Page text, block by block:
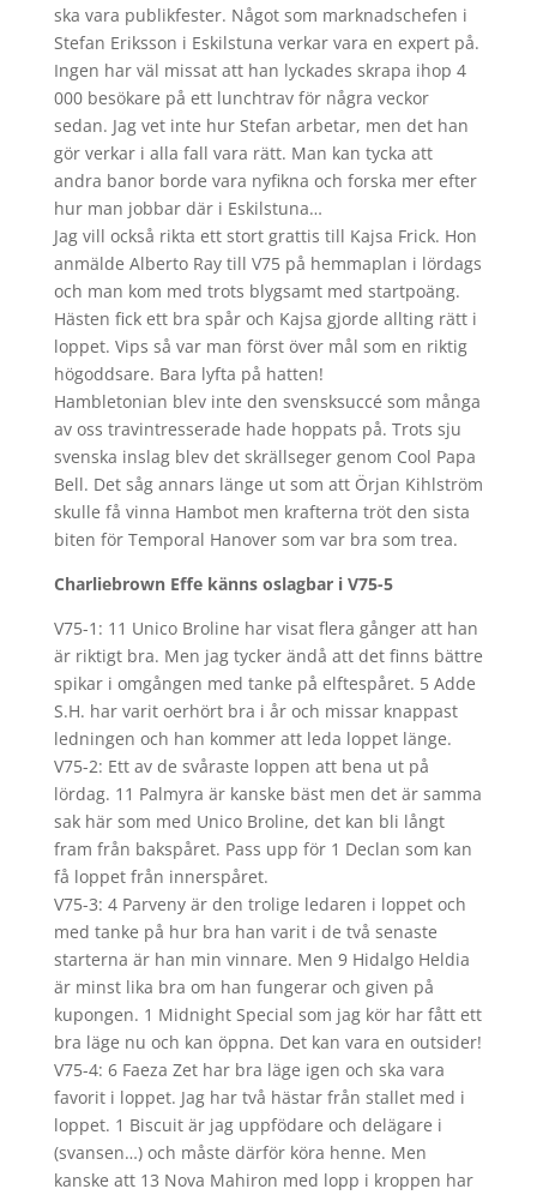
ska vara publikfester. Något som marknadschefen i
Stefan Eriksson i Eskilstuna verkar vara en expert på.
Ingen har väl missat att han lyckades skrapa ihop 4
000 besökare på ett lunchtrav för några veckor
sedan. Jag vet inte hur Stefan arbetar, men det han
gör verkar i alla fall vara rätt. Man kan tycka att
andra banor borde vara nyfikna och forska mer efter
hur man jobbar där i Eskilstuna…
Jag vill också rikta ett stort grattis till Kajsa Frick. Hon
anmälde Alberto Ray till V75 på hemmaplan i lördags
och man kom med trots blygsamt med startpoäng.
Hästen fick ett bra spår och Kajsa gjorde allting rätt i
loppet. Vips så var man först över mål som en riktig
högoddsare. Bara lyfta på hatten!
Hambletonian blev inte den svensksuccé som många
av oss travintresserade hade hoppats på. Trots sju
svenska inslag blev det skrällseger genom Cool Papa
Bell. Det såg annars länge ut som att Örjan Kihlström
skulle få vinna Hambot men krafterna tröt den sista
biten för Temporal Hanover som var bra som trea.
Charliebrown Effe känns oslagbar i V75-5
V75-1: 11 Unico Broline har visat flera gånger att han
är riktigt bra. Men jag tycker ändå att det finns bättre
spikar i omgången med tanke på elftespåret. 5 Adde
S.H. har varit oerhört bra i år och missar knappast
ledningen och han kommer att leda loppet länge.
V75-2: Ett av de svåraste loppen att bena ut på
lördag. 11 Palmyra är kanske bäst men det är samma
sak här som med Unico Broline, det kan bli långt
fram från bakspåret. Pass upp för 1 Declan som kan
få loppet från innerspåret.
V75-3: 4 Parveny är den trolige ledaren i loppet och
med tanke på hur bra han varit i de två senaste
starterna är han min vinnare. Men 9 Hidalgo Heldia
är minst lika bra om han fungerar och given på
kupongen. 1 Midnight Special som jag kör har fått ett
bra läge nu och kan öppna. Det kan vara en outsider!
V75-4: 6 Faeza Zet har bra läge igen och ska vara
favorit i loppet. Jag har två hästar från stallet med i
loppet. 1 Biscuit är jag uppfödare och delägare i
(svansen…) och måste därför köra henne. Men
kanske att 13 Nova Mahiron med lopp i kroppen har